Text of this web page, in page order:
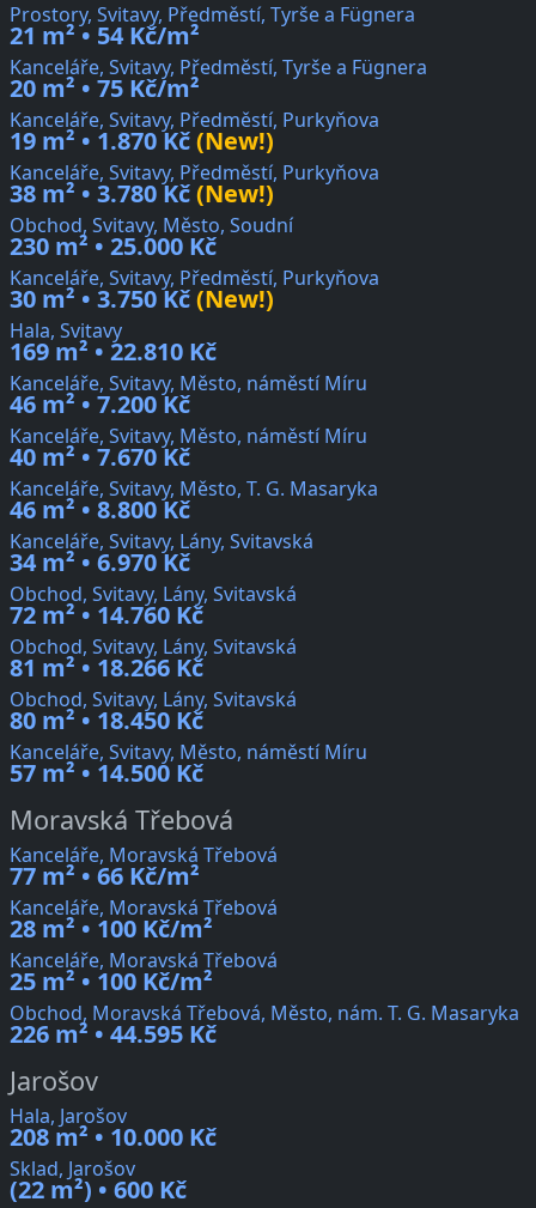
Prostory, Svitavy, Předměstí, Tyrše a Fügnera
21 m² • 54 Kč/m²
Kanceláře, Svitavy, Předměstí, Tyrše a Fügnera
20 m² • 75 Kč/m²
Kanceláře, Svitavy, Předměstí, Purkyňova
19 m² • 1.870 Kč(New!)
Kanceláře, Svitavy, Předměstí, Purkyňova
38 m² • 3.780 Kč(New!)
Obchod, Svitavy, Město, Soudní
230 m² • 25.000 Kč
Kanceláře, Svitavy, Předměstí, Purkyňova
30 m² • 3.750 Kč(New!)
Hala, Svitavy
169 m² • 22.810 Kč
Kanceláře, Svitavy, Město, náměstí Míru
46 m² • 7.200 Kč
Kanceláře, Svitavy, Město, náměstí Míru
40 m² • 7.670 Kč
Kanceláře, Svitavy, Město, T. G. Masaryka
46 m² • 8.800 Kč
Kanceláře, Svitavy, Lány, Svitavská
34 m² • 6.970 Kč
Obchod, Svitavy, Lány, Svitavská
72 m² • 14.760 Kč
Obchod, Svitavy, Lány, Svitavská
81 m² • 18.266 Kč
Obchod, Svitavy, Lány, Svitavská
80 m² • 18.450 Kč
Kanceláře, Svitavy, Město, náměstí Míru
57 m² • 14.500 Kč
Moravská Třebová
Kanceláře, Moravská Třebová
77 m² • 66 Kč/m²
Kanceláře, Moravská Třebová
28 m² • 100 Kč/m²
Kanceláře, Moravská Třebová
25 m² • 100 Kč/m²
Obchod, Moravská Třebová, Město, nám. T. G. Masaryka
226 m² • 44.595 Kč
Jarošov
Hala, Jarošov
208 m² • 10.000 Kč
Sklad, Jarošov
(22 m²) • 600 Kč